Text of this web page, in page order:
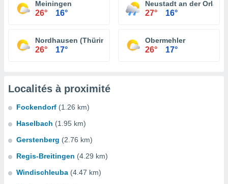
Meiningen
26° 16°
Neustadt an der Orla
27° 16°
Nordhausen (Thüringen)
26° 17°
Obermehler
26° 17°
Localités à proximité
Fockendorf (1.26 km)
Haselbach (1.95 km)
Gerstenberg (2.76 km)
Regis-Breitingen (4.29 km)
Windischleuba (4.47 km)